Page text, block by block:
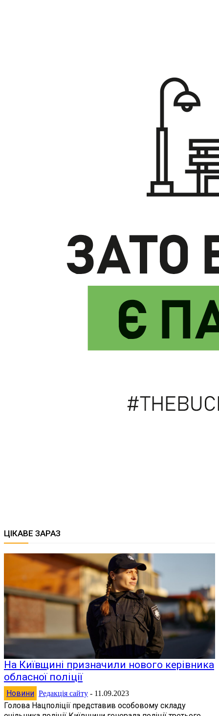
ЦІКАВЕ ЗАРАЗ
На Київщині призначили нового керівника
обласної поліції
Новини Редакція сайту - 11.09.2023
Голова Нацполіції представив особовому складу